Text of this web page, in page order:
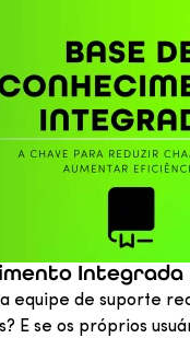
Integrada
equipe de suporte
E se os próprios